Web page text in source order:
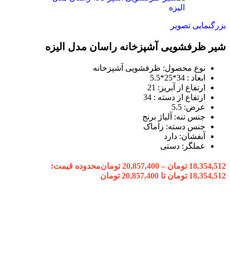
بزرگنمایی تصویر
شیر ظرفشویی آشپزخانه راسان مدل الیزه
نوع محصول: ظرفشویی آشپزخانه
ابعاد : 34*25*5.5
ارتفاع از آبریز: 21
ارتفاع از دسته : 34
عرض: 5.5
جنس تنه: آلیاژ برنج
جنس دسته: زاماک
آبفشان: دارد
عملگر: دستی
18,354,512 تومان –
20,857,400 تومانمحدوده قیمت:
18,354,512 تومان تا 20,857,400 تومان